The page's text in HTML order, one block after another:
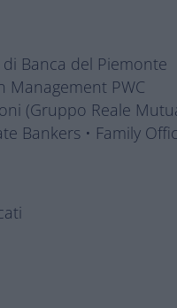
Banca del Piemonte
Management PWC
(Gruppo Reale
Bankers • Family